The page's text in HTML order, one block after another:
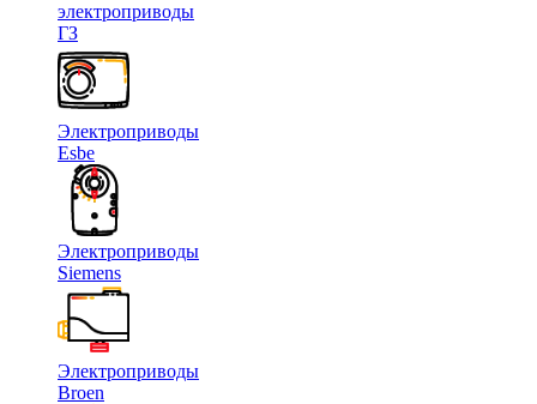
электроприводы
ГЗ
Электроприводы
Esbe
Электроприводы
Siemens
Электроприводы
Broen